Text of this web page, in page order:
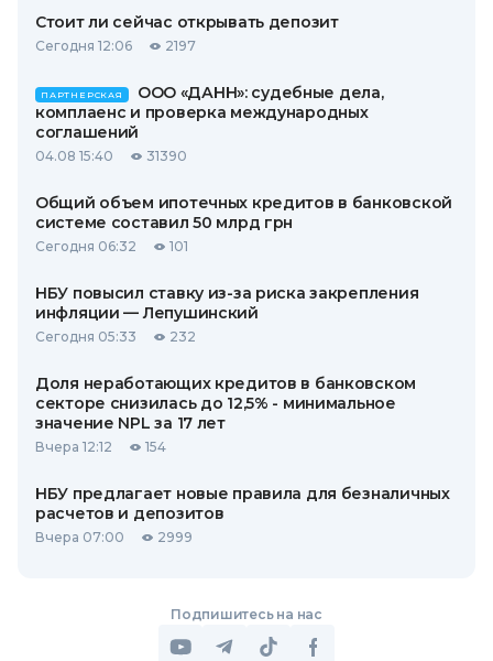
Стоит ли сейчас открывать депозит
Сегодня 12:06 2197
ПАРТНЕРСКАЯ
ООО «ДАНН»: судебные дела,
комплаенс и проверка международных
соглашений
04.08 15:40 31390
Общий объем ипотечных кредитов в банковской
системе составил 50 млрд грн
Сегодня 06:32 101
НБУ повысил ставку из-за риска закрепления
инфляции — Лепушинский
Сегодня 05:33 232
Доля неработающих кредитов в банковском
секторе снизилась до 12,5% - минимальное
значение NPL за 17 лет
Вчера 12:12 154
НБУ предлагает новые правила для безналичных
расчетов и депозитов
Вчера 07:00 2999
Подпишитесь на нас